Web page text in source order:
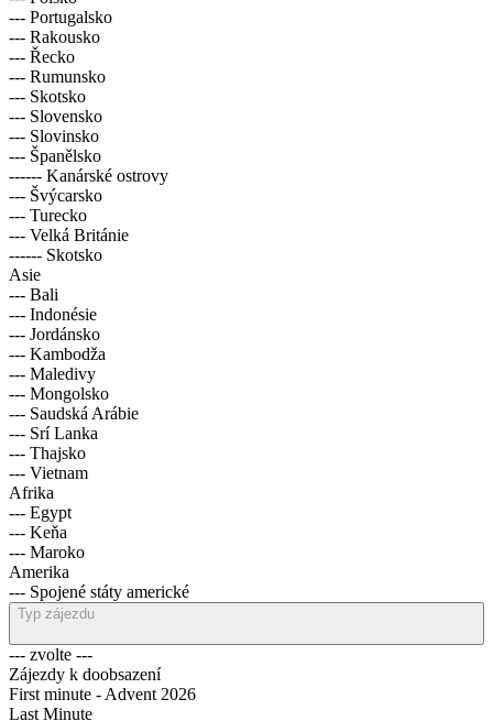
--- Portugalsko
--- Rakousko
--- Řecko
--- Rumunsko
--- Skotsko
--- Slovensko
--- Slovinsko
--- Španělsko
------ Kanárské ostrovy
--- Švýcarsko
--- Turecko
--- Velká Británie
------ Skotsko
Asie
--- Bali
--- Indonésie
--- Jordánsko
--- Kambodža
--- Maledivy
--- Mongolsko
--- Saudská Arábie
--- Srí Lanka
--- Thajsko
--- Vietnam
Afrika
--- Egypt
--- Keňa
--- Maroko
Amerika
--- Spojené státy americké
Typ zájezdu
--- zvolte ---
Zájezdy k doobsazení
First minute - Advent 2026
Last Minute